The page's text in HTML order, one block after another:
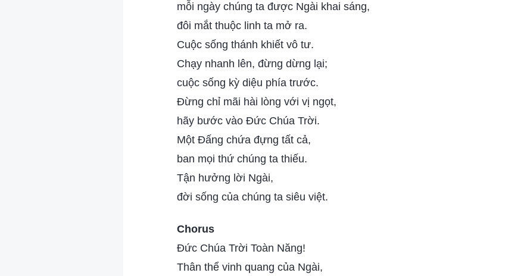
mỗi ngày chúng ta được Ngài khai sáng,
đôi mắt thuộc linh ta mở ra.
Cuộc sống thánh khiết vô tư.
Chạy nhanh lên, đừng dừng lại;
cuộc sống kỳ diệu phía trước.
Đừng chỉ mãi hài lòng với vị ngọt,
hãy bước vào Đức Chúa Trời.
Một Đấng chứa đựng tất cả,
ban mọi thứ chúng ta thiếu.
Tận hưởng lời Ngài,
đời sống của chúng ta siêu việt.
Chorus
Đức Chúa Trời Toàn Năng!
Thân thể vinh quang của Ngài,